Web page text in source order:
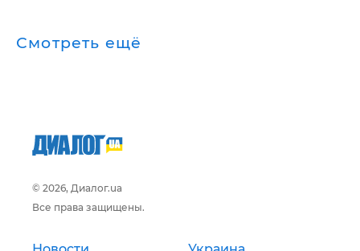
Смотреть ещё
© 2026, Диалог.ua
Все права защищены.